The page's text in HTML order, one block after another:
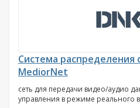
Система распределения
MediorNet
сеть для передачи видео/аудио
управления в режиме реального